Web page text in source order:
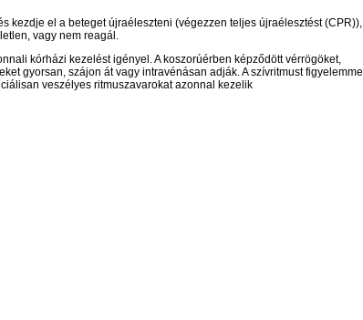
kezdje el a beteget újraéleszteni (végezzen teljes újraélesztést (CPR)),
vagy nem reagál.
kórházi kezelést igényel. A koszorúérben képződött vérrögöket,
gyorsan, szájon át vagy intravénásan adják. A szívritmust figyelemmel
veszélyes ritmuszavarokat azonnal kezelik